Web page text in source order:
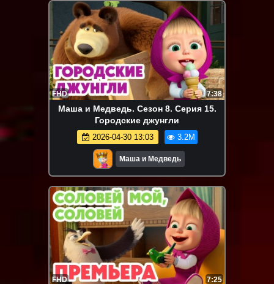
FHD 7:38
Маша и Медведь. Сезон 8. Серия 15.
Городские джунгли
2026-04-30 13:03 3.2M
Маша и Медведь
FHD 7:25